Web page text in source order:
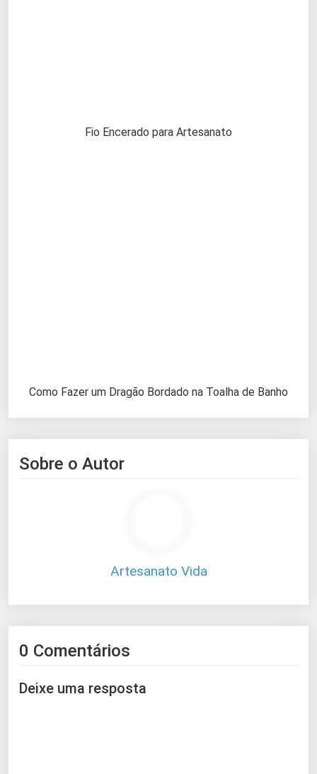
Fio Encerado para Artesanato
Como Fazer um Dragão Bordado na Toalha de Banho
Sobre o Autor
Artesanato Vida
0 Comentários
Deixe uma resposta